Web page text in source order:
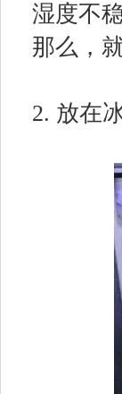
湿度不
那么，
2. 放在